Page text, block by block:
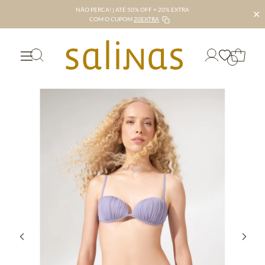
NÃO PERCA! | ATÉ 50% OFF + 20% EXTRA
COM O CUPOM 20EXTRA ✕